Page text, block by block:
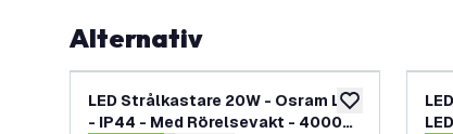
Alternativ
lägg till i
LED Strålkastare 20W - Osram LED
- IP44 - Med Rörelsevakt - 4000K